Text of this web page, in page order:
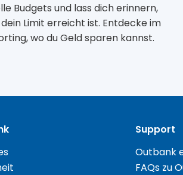
Budgets und lass dich erinnern,
Limit erreicht ist. Entdecke im
wo du Geld sparen kannst.
Support
Outbank
FAQs zu